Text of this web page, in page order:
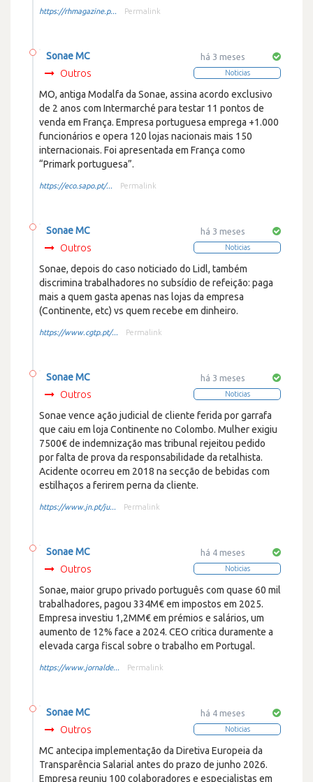
https://rhmagazine.p... Permalink
há 3 meses
Noticias
Sonae MC
Outros
MO, antiga Modalfa da Sonae, assina acordo exclusivo
de 2 anos com Intermarché para testar 11 pontos de
venda em França. Empresa portuguesa emprega +1.000
funcionários e opera 120 lojas nacionais mais 150
internacionais. Foi apresentada em França como
“Primark portuguesa”.
https://eco.sapo.pt/... Permalink
há 3 meses
Noticias
Sonae MC
Outros
Sonae, depois do caso noticiado do Lidl, também
discrimina trabalhadores no subsídio de refeição: paga
mais a quem gasta apenas nas lojas da empresa
(Continente, etc) vs quem recebe em dinheiro.
https://www.cgtp.pt/... Permalink
há 3 meses
Noticias
Sonae MC
Outros
Sonae vence ação judicial de cliente ferida por garrafa
que caiu em loja Continente no Colombo. Mulher exigiu
7500€ de indemnização mas tribunal rejeitou pedido
por falta de prova da responsabilidade da retalhista.
Acidente ocorreu em 2018 na secção de bebidas com
estilhaços a ferirem perna da cliente.
https://www.jn.pt/ju... Permalink
há 4 meses
Noticias
Sonae MC
Outros
Sonae, maior grupo privado português com quase 60 mil
trabalhadores, pagou 334M€ em impostos em 2025.
Empresa investiu 1,2MM€ em prémios e salários, um
aumento de 12% face a 2024. CEO critica duramente a
elevada carga fiscal sobre o trabalho em Portugal.
https://www.jornalde... Permalink
há 4 meses
Noticias
Sonae MC
Outros
MC antecipa implementação da Diretiva Europeia da
Transparência Salarial antes do prazo de junho 2026.
Empresa reuniu 100 colaboradores e especialistas em